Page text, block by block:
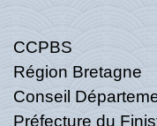
CCPBS
Région Bretagne
Conseil
Préfecture du